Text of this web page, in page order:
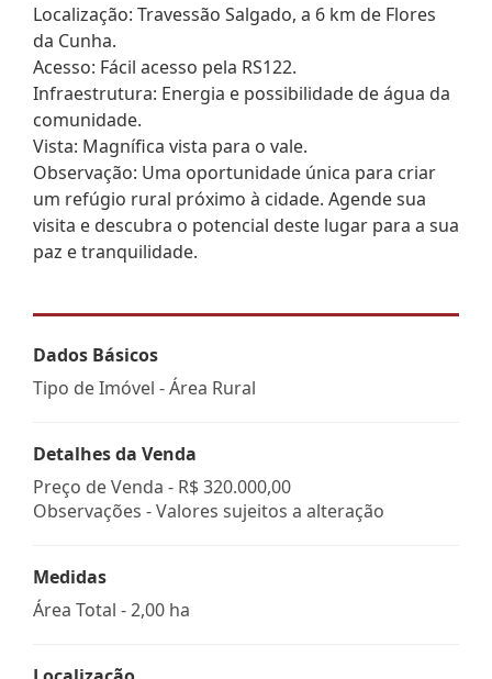
Localização: Travessão Salgado, a 6 km de Flores
da Cunha.
Acesso: Fácil acesso pela RS122.
Infraestrutura: Energia e possibilidade de água da
comunidade.
Vista: Magnífica vista para o vale.
Observação: Uma oportunidade única para criar
um refúgio rural próximo à cidade. Agende sua
visita e descubra o potencial deste lugar para a sua
paz e tranquilidade.
Dados Básicos
Tipo de Imóvel - Área Rural
Detalhes da Venda
Preço de Venda - R$ 320.000,00
Observações - Valores sujeitos a alteração
Medidas
Área Total - 2,00 ha